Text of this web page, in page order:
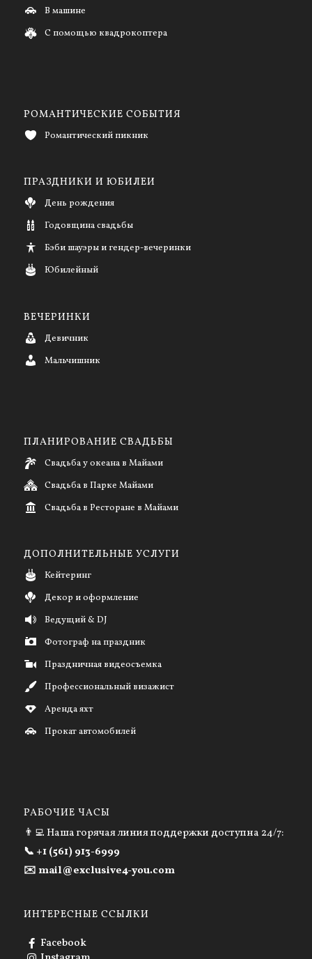
В машине
С помощью квадрокоптера
РОМАНТИЧЕСКИЕ СОБЫТИЯ
Романтический пикник
ПРАЗДНИКИ И ЮБИЛЕИ
День рождения
Годовщина свадьбы
Бэби шауэры и гендер-вечеринки
Юбилейный
ВЕЧЕРИНКИ
Девичник
Мальчишник
ПЛАНИРОВАНИЕ СВАДЬБЫ
Свадьба у океана в Майами
Свадьба в Парке Майами
Свадьба в Ресторане в Майами
ДОПОЛНИТЕЛЬНЫЕ УСЛУГИ
Кейтеринг
Декор и оформление
Ведущий & DJ
Фотограф на праздник
Праздничная видеосъемка
Профессиональный визажист
Аренда яхт
Прокат автомобилей
РАБОЧИЕ ЧАСЫ
👨‍💻 Наша горячая линия поддержки доступна 24/7:
📞 +1 (561) 913-6999
✉️ mail@exclusive4-you.com
ИНТЕРЕСНЫЕ ССЫЛКИ
Facebook